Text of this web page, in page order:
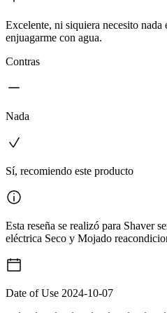
Excelente, ni siquiera necesito nada
enjuagarme con agua.
Contras
Nada
Sí, recomiendo este producto
Esta reseña se realizó para Shaver
eléctrica Seco y Mojado
Date of Use 2024-10-07